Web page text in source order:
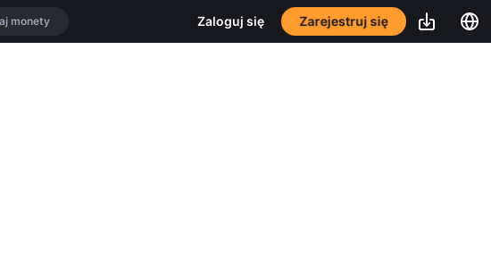
Zaloguj się Zarejestruj się